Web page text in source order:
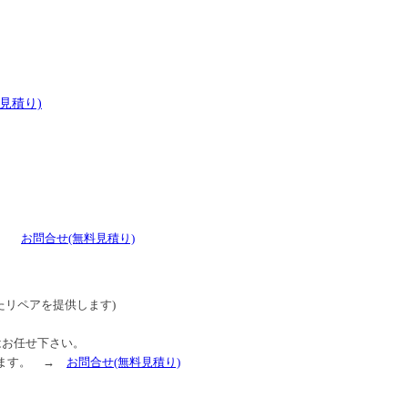
積り)
お問合せ(無料見積り)
リペアを提供します)
任せ下さい。
。
→ お問合せ(無料見積り)